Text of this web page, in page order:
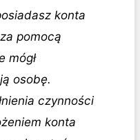
konta
pomocą
mógł
osobę.
czynności
konta